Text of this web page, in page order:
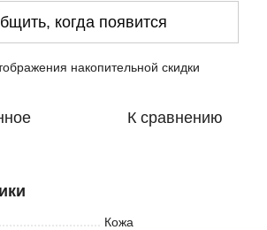
когда появится
накопительной скидки
К сравнению
Кожа